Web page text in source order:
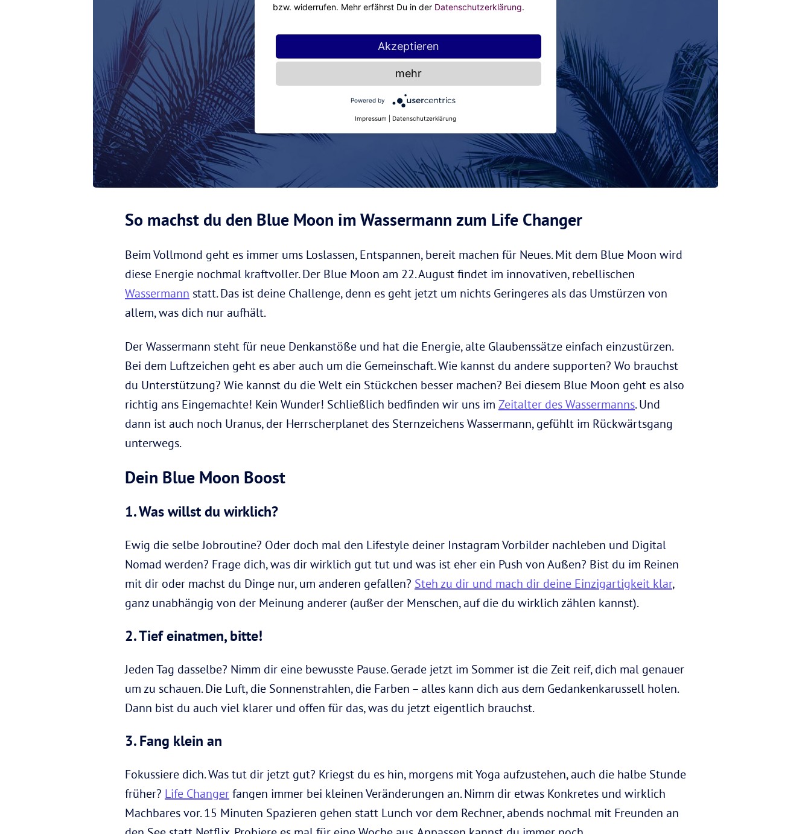
So machst du den Blue Moon im Wassermann zum Life Changer
Beim Vollmond geht es immer ums Loslassen, Entspannen, bereit machen für Neues. Mit dem Blue Moon wird
diese Energie nochmal kraftvoller. Der Blue Moon am 22. August findet im innovativen, rebellischen
Wassermann statt. Das ist deine Challenge, denn es geht jetzt um nichts Geringeres als das Umstürzen von
allem, was dich nur aufhält.
Der Wassermann steht für neue Denkanstöße und hat die Energie, alte Glaubenssätze einfach einzustürzen.
Bei dem Luftzeichen geht es aber auch um die Gemeinschaft. Wie kannst du andere supporten? Wo brauchst
du Unterstützung? Wie kannst du die Welt ein Stückchen besser machen? Bei diesem Blue Moon geht es also
richtig ans Eingemachte! Kein Wunder! Schließlich bedfinden wir uns im Zeitalter des Wassermanns. Und
dann ist auch noch Uranus, der Herrscherplanet des Sternzeichens Wassermann, gefühlt im Rückwärtsgang
unterwegs.
Dein Blue Moon Boost
1. Was willst du wirklich?
Ewig die selbe Jobroutine? Oder doch mal den Lifestyle deiner Instagram Vorbilder nachleben und Digital
Nomad werden? Frage dich, was dir wirklich gut tut und was ist eher ein Push von Außen? Bist du im Reinen
mit dir oder machst du Dinge nur, um anderen gefallen? Steh zu dir und mach dir deine Einzigartigkeit klar,
ganz unabhängig von der Meinung anderer (außer der Menschen, auf die du wirklich zählen kannst).
2. Tief einatmen, bitte!
Jeden Tag dasselbe? Nimm dir eine bewusste Pause. Gerade jetzt im Sommer ist die Zeit reif, dich mal genauer
um zu schauen. Die Luft, die Sonnenstrahlen, die Farben – alles kann dich aus dem Gedankenkarussell holen.
Dann bist du auch viel klarer und offen für das, was du jetzt eigentlich brauchst.
3. Fang klein an
Fokussiere dich. Was tut dir jetzt gut? Kriegst du es hin, morgens mit Yoga aufzustehen, auch die halbe Stunde
früher? Life Changer fangen immer bei kleinen Veränderungen an. Nimm dir etwas Konkretes und wirklich
Machbares vor. 15 Minuten Spazieren gehen statt Lunch vor dem Rechner, abends nochmal mit Freunden an
bzw. widerrufen. Mehr erfährst Du in der Datenschutzerklärung.
Akzeptieren
mehr
Powered by
Impressum Datenschutzerklärung